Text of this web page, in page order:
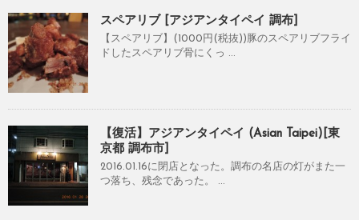
スペアリブ [アジアンタイペイ 調布]
【スペアリブ】(1000円(税抜))豚のスペアリブフライ
ドしたスペアリブ骨にくっ ...
【復活】アジアンタイペイ (Asian Taipei)[東
京都 調布市]
2016.01.16に閉店となった。調布の名店の灯がまた一
つ落ち、残念であった。 ...